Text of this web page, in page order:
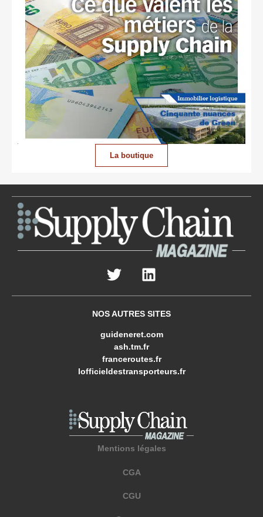
La boutique
NOS AUTRES SITES
guideneret.com
ash.tm.fr
franceroutes.fr
lofficieldestransporteurs.fr
Mentions légales
CGA
CGU